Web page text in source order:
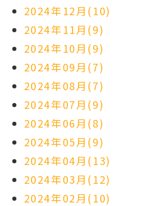
2024年12月(10)
2024年11月(9)
2024年10月(9)
2024年09月(7)
2024年08月(7)
2024年07月(9)
2024年06月(8)
2024年05月(9)
2024年04月(13)
2024年03月(12)
2024年02月(10)